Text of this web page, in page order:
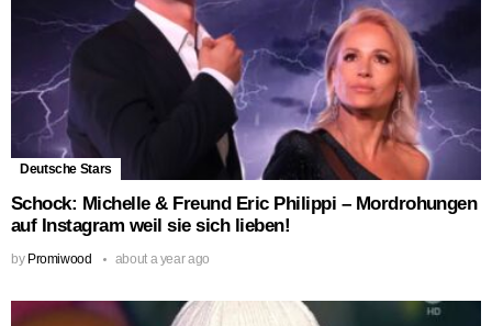
Deutsche Stars
Schock: Michelle & Freund Eric Philippi – Mordrohungen
auf Instagram weil sie sich lieben!
by Promiwood about a year ago